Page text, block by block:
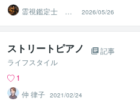
霊視鑑定士 昴
流PRO ※ブログ
更新中
2026/05/26
ストリートピアノ
記事
ライフスタイル
1
仲 律子 2021/02/24